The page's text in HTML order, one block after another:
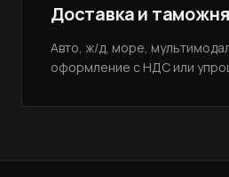
Доставка и таможня
Авто, ж/д, море,
оформление с НДС или